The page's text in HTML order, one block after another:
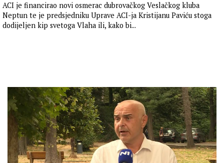
ACI je financirao novi osmerac dubrovačkog Veslačkog kluba
Neptun te je predsjedniku Uprave ACI-ja Kristijanu Paviću stoga
dodijeljen kip svetoga Vlaha ili, kako bi...